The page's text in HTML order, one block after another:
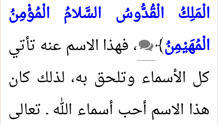
الْمَلِكُ الْقُدُّوسُ السَّلامُ الْمُؤْمِنُ
الْمُهَيْمِنُ﴾
، فهذا الاسم عنه تأتي
كل الأسماء وتلحق به، لذلك كان
هذا الاسم أحب أسماء الله ـ تعالى